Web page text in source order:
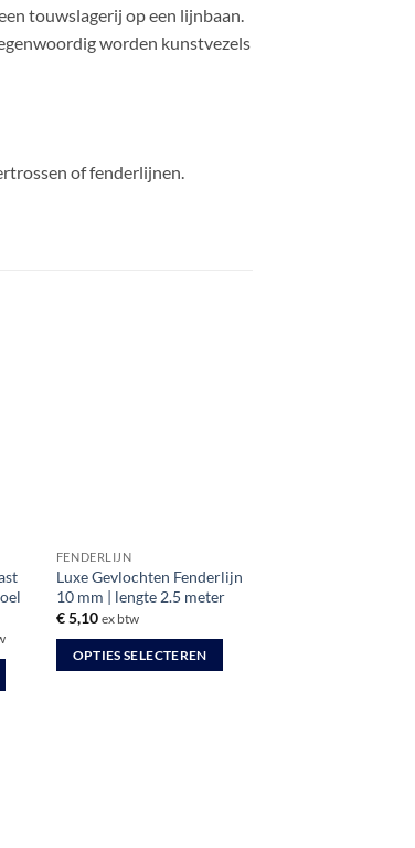
touwslagerij op een lijnbaan.
worden kunstvezels
of fenderlijnen.
FENDERLIJN
Luxe Gevlochten Fenderlijn
10 mm | lengte 2.5 meter
€5,10 ex btw
OPTIES SELECTEREN